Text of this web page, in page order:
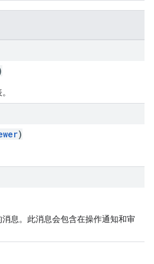
)
息。此消息会包含在操作通知和审